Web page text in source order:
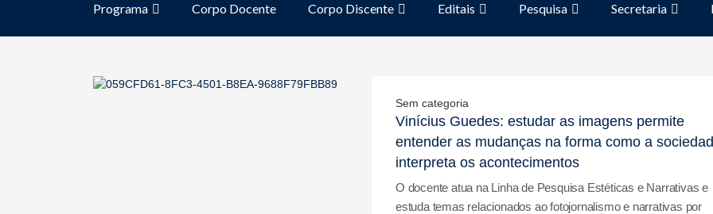
Programa Corpo Docente Corpo Discente Editais Pesquisa Secretaria
Sem categoria
Vinícius Guedes: estudar as imagens permite
entender as mudanças na forma como a
interpreta os acontecimentos
O docente atua na Linha de Pesquisa Estéticas e Narrativas e
estuda temas relacionados ao fotojornalismo e narrativas por